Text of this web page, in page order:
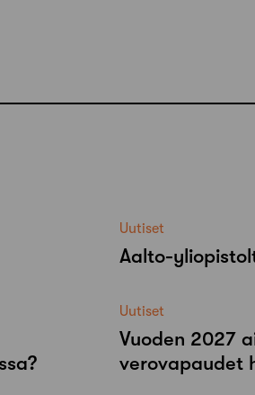
Uutiset
Aalto-​
Uutiset
Vuoden 2027
verovapaudet